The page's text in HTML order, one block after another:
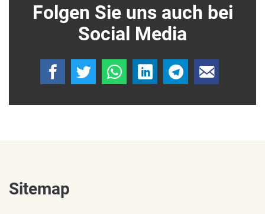
Folgen Sie uns auch bei
Social Media
Sitemap